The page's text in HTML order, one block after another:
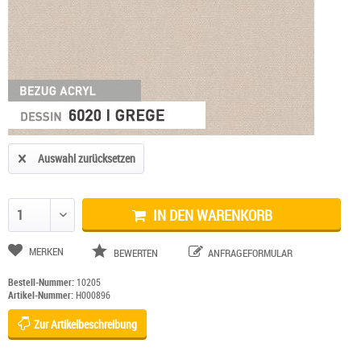
Auswahl zurücksetzen
IN DEN WARENKORB
MERKEN BEWERTEN ANFRAGEFORMULAR
Bestell-Nummer:10205
Artikel-Nummer:H000896
Zur Artikelbeschreibung